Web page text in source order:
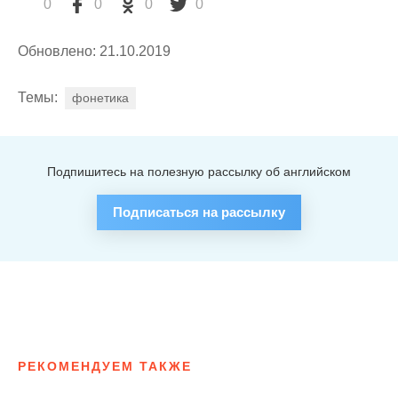
0 0 0 0
Обновлено: 21.10.2019
Темы: фонетика
Подпишитесь на полезную рассылку об английском
Подписаться на рассылку
РЕКОМЕНДУЕМ ТАКЖЕ